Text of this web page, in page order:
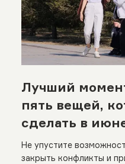
Лучший
пять вещей,
сделать в
Не упустите
закрыть конфликты и